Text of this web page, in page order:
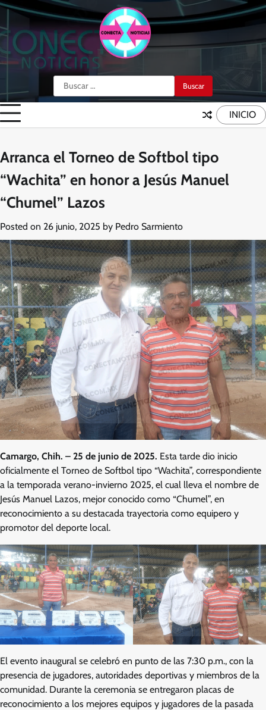
Skip
content
Buscar:
INICIO
Arranca el Torneo de Softbol tipo
“Wachita” en honor a Jesús Manuel
“Chumel” Lazos
Posted on 26 junio, 2025 by Pedro Sarmiento
Camargo, Chih. – 25 de junio de 2025. Esta tarde dio inicio
oficialmente el Torneo de Softbol tipo “Wachita”, correspondiente
a la temporada verano-invierno 2025, el cual lleva el nombre de
Jesús Manuel Lazos, mejor conocido como “Chumel”, en
reconocimiento a su destacada trayectoria como equipero y
promotor del deporte local.
El evento inaugural se celebró en punto de las 7:30 p.m., con la
presencia de jugadores, autoridades deportivas y miembros de la
comunidad. Durante la ceremonia se entregaron placas de
reconocimiento a los mejores equipos y jugadores de la pasada